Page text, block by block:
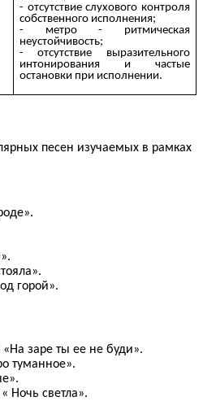
- отсутствие слухового контроля
собственного исполнения;
- метро - ритмическая
неустойчивость;
- отсутствие выразительного
интонирования и частые
остановки при исполнении.
песен изучаемых в рамках
горой».
заре ты ее не буди».
туманное».
Ночь светла».